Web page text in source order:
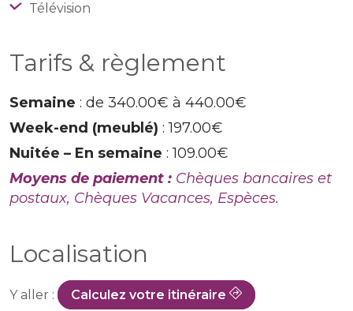
Télévision
Tarifs & règlement
Semaine : de 340.00€ à 440.00€
Week-end (meublé) : 197.00€
Nuitée – En semaine : 109.00€
Moyens de paiement : Chèques bancaires et
postaux, Chèques Vacances, Espèces.
Localisation
Y aller : Calculez votre itinéraire